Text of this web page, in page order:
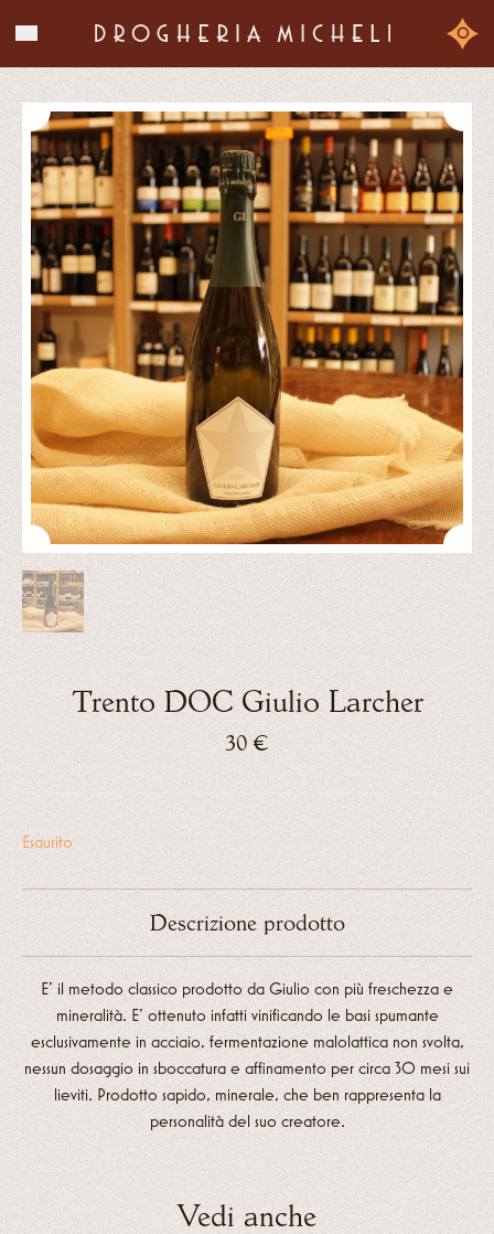
0
La storia
Contatti
Shop
Trento DOC Giulio Larcher
30 €
Esaurito
Descrizione prodotto
E’ il metodo classico prodotto da Giulio con più freschezza e
mineralità. E’ ottenuto infatti vinificando le basi spumante
esclusivamente in acciaio, fermentazione malolattica non svolta,
nessun dosaggio in sboccatura e affinamento per circa 30 mesi sui
lieviti. Prodotto sapido, minerale, che ben rappresenta la
personalità del suo creatore.
Vedi anche